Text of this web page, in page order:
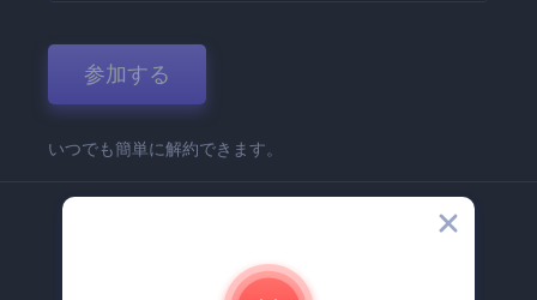
参加する
いつでも簡単に解約できます。
Renderforest 企業情報